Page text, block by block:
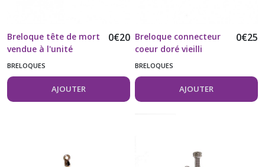
Breloque tête de mort
vendue à l'unité
0€20
BRELOQUES
AJOUTER
Breloque connecteur
coeur doré vieilli
vendue à l'unité
0€25
BRELOQUES
AJOUTER